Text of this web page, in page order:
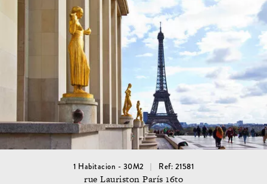
1 Habitacion - 30M2 Ref: 21581
rue Lauriston París 16to